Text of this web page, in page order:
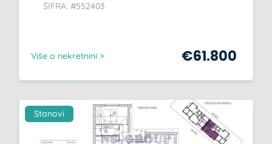
ŠIFRA: #552403
Više o nekretnini > €61.800
Stanovi